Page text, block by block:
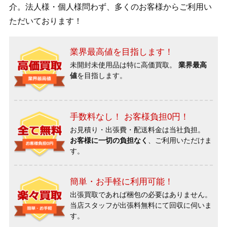
介。法人様・個人様問わず、多くのお客様からご利用い
ただいております！
業界最高値を目指します！
未開封未使用品は特に高価買取。 業界最高
値を目指します。
手数料なし！ お客様負担0円！
お見積り・出張費・配送料金は当社負担。
お客様に一切の負担なく 、ご利用いただけま
す。
簡単・お手軽に利用可能！
出張買取であれば梱包の必要はありません。
当店スタッフが出張料無料にて回収に伺いま
す。